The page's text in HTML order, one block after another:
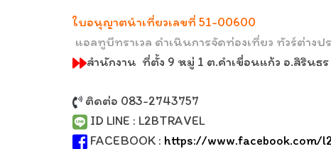
ใบอนุญาตนำเที่ยวเลขที่ 51-00600
แอลทูบีทราเวล ดำเนินการจัดท่องเที่ยว ทัวร์ต่าง
สำนักงาน ที่ตั้ง 9 หมู่ 1 ต.คำเขื่อนแก้ว อ.สิรินธ
ติดต่อ 083-2743757
ID LINE : L2BTRAVEL
FACEBOOK : https://www.facebook.com/